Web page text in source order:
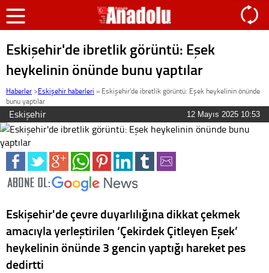
Eskişehir'de ibretlik görüntü: Eşek
heykelinin önünde bunu yaptılar
Haberler >Eskişehir haberleri » Eskişehir'de ibretlik görüntü: Eşek heykelinin önünde
bunu yaptılar
Eskişehir 12 Mayıs 2025 10:53
Eskişehir'de çevre duyarlılığına dikkat çekmek
amacıyla yerleştirilen ‘Çekirdek Çitleyen Eşek’
heykelinin önünde 3 gencin yaptığı hareket pes
dedirtti